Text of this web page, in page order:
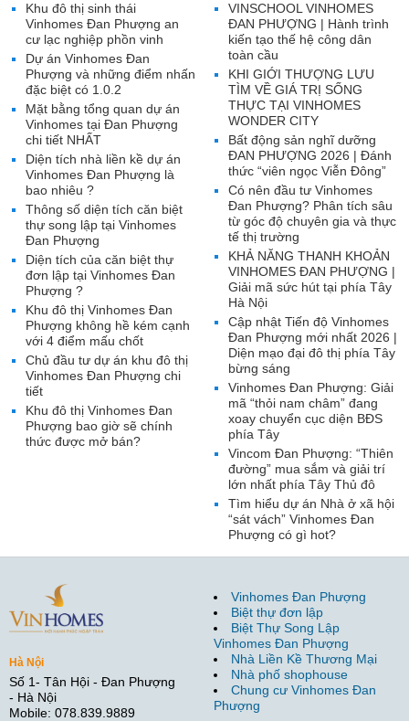
VINSCHOOL VINHOMES
ĐAN PHƯỢNG | Hành trình
kiến tạo thế hệ công dân
toàn cầu
KHI GIỚI THƯỢNG LƯU
TÌM VỀ GIÁ TRỊ SỐNG
THỰC TẠI VINHOMES
WONDER CITY
Bất động sản nghĩ dưỡng
ĐAN PHƯỢNG 2026 | Đánh
thức “viên ngọc Viễn Đông”
Có nên đầu tư Vinhomes
Đan Phượng? Phân tích sâu
từ góc độ chuyên gia và thực
tế thị trường
KHẢ NĂNG THANH KHOẢN
VINHOMES ĐAN PHƯỢNG |
Giải mã sức hút tại phía Tây
Hà Nội
Cập nhật Tiến độ Vinhomes
Đan Phượng mới nhất 2026 |
Diện mạo đại đô thị phía Tây
bừng sáng
Vinhomes Đan Phượng: Giải
mã “thỏi nam châm” đang
xoay chuyển cục diện BĐS
phía Tây
Vincom Đan Phượng: “Thiên
đường” mua sắm và giải trí
lớn nhất phía Tây Thủ đô
Tìm hiểu dự án Nhà ở xã hội
“sát vách” Vinhomes Đan
Phượng có gì hot?
Khu đô thị sinh thái
Vinhomes Đan Phượng an
cư lạc nghiệp phồn vinh
Dự án Vinhomes Đan
Phượng và những điểm nhấn
đặc biệt có 1.0.2
Mặt bằng tổng quan dự án
Vinhomes tại Đan Phượng
chi tiết NHẤT
Diện tích nhà liền kề dự án
Vinhomes Đan Phượng là
bao nhiêu ?
Thông số diện tích căn biệt
thự song lập tại Vinhomes
Đan Phượng
Diện tích của căn biệt thự
đơn lập tại Vinhomes Đan
Phượng ?
Khu đô thị Vinhomes Đan
Phượng không hề kém cạnh
với 4 điểm mấu chốt
Chủ đầu tư dự án khu đô thị
Vinhomes Đan Phượng chi
tiết
Khu đô thị Vinhomes Đan
Phượng bao giờ sẽ chính
thức được mở bán?
Hà Nội
Số 1- Tân Hội - Đan Phượng
- Hà Nội
Mobile: 078.839.9889
Vinhomes Đan Phượng
Biệt thự đơn lập
Biệt Thự Song Lập
Vinhomes Đan Phượng
Nhà Liền Kề Thương Mại
Nhà phố shophouse
Chung cư Vinhomes Đan
Phượng